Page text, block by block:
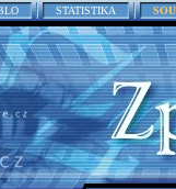
STATISTIKA